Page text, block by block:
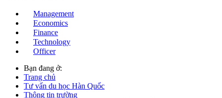
Management
Economics
Finance
Technology
Officer
Bạn đang ở:
Trang chủ
Tư vấn du học Hàn Quốc
Thông tin trường